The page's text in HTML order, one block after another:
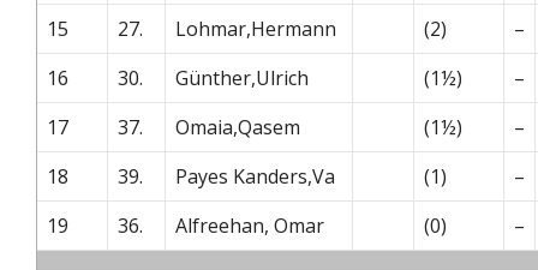
15
27. Lohmar,Hermann (2)
–
16
30. Günther,Ulrich (1½)
–
17
37. Omaia,Qasem (1½)
–
18
39. Payes Kanders,Va (1)
–
19
36. Alfreehan, Omar (0) –